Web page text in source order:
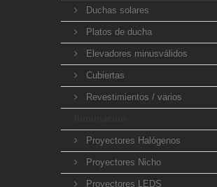
Duchas solares
Platos de ducha
Elevadores minusválidos
Cubiertas
Revestimientos / varios
Proyectores Halógenos
Proyectores Nicho
Proyectores LEDS